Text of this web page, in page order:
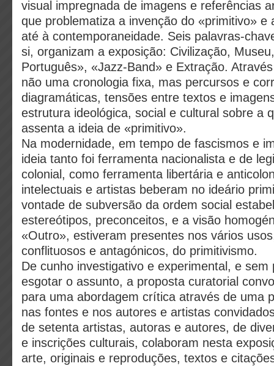
visual impregnada de imagens e referências
que problematiza a invenção do «primitivo» e
até à contemporaneidade. Seis palavras-
si, organizam a exposição: Civilização,
Português», «Jazz-Band» e Extração.
não uma cronologia fixa, mas percursos e
diagramáticas, tensões entre textos e
estrutura ideológica, social e cultural sobre a
assenta a ideia de «primitivo».
Na modernidade, em tempo de fascismos e
ideia tanto foi ferramenta nacionalista e de
colonial, como ferramenta libertária e
intelectuais e artistas beberam no ideário
vontade de subversão da ordem social
estereótipos, preconceitos, e a visão
«Outro», estiveram presentes nos vários
conflituosos e antagónicos, do primitivismo.
De cunho investigativo e experimental, e sem
esgotar o assunto, a proposta curatorial
para uma abordagem crítica através de uma
nas fontes e nos autores e artistas
de setenta artistas, autoras e autores, de
e inscrições culturais, colaboram nesta
arte, originais e reproduções, textos e